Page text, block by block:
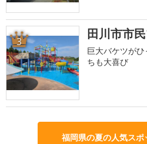
3 田川市市
巨大バケツが
ちも大喜び
福岡県の夏の人気ス